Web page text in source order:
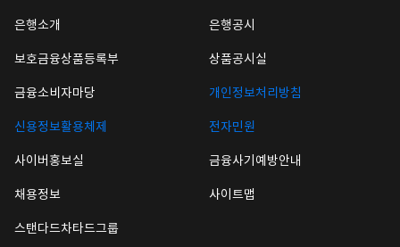
은행소개 은행공시
보호금융상품등록부 상품공시실
금융소비자마당 개인정보처리방침
신용정보활용체제 전자민원
사이버홍보실 금융사기예방안내
채용정보 사이트맵
스탠다드차타드그룹